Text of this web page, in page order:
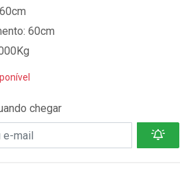
60cm
chegar